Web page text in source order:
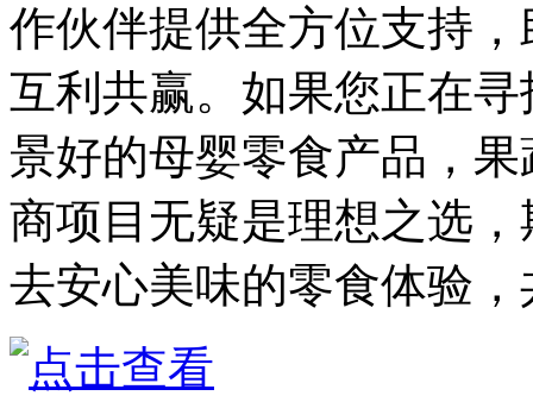
作伙伴提供全方位支持
互利共赢。如果您正在
景好的母婴零食产品，
商项目无疑是理想之选
去安心美味的零食体验